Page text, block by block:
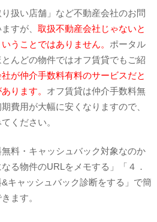
扱い店舗」など不動産会社のお問
すが、 取扱不動産会社じゃないと
うことではありません。 ポータル
んどの物件ではオフ賃貸でもご紹
が仲介手数料有料のサービスだと
ります。 オフ賃貸は仲介手数料無
費用が大幅に安くなりますので、
ください。
料・キャッシュバック対象なのか
る物件のURLをメモする」「４．
キャッシュバック診断をする」で簡
ます。